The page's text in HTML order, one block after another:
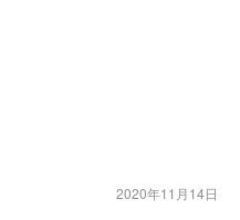
2020年11月14日